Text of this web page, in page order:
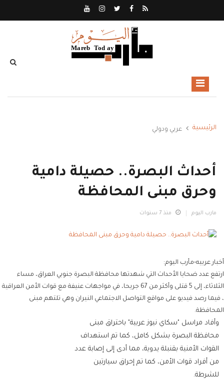
الرئيسية عربي ودولي
أحداث البصرة.. حصيلة دامية
وحرق مبنى المحافظة
مارب اليوم منذ 7 سنوات
أخبار عربيه-مأرب اليوم:
ارتفع عدد ضحايا الأحداث التي شهدتها محافظة البصرة جنوبي العراق، مساء
الثلاثاء، إلى 5 قتلى وأكثر من 67 جريحا، في مواجهات عنيفة مع قوات الأمن العراقية
، فيما رصد فيديو على مواقع التواصل الاجتماعي النيران وهي تلتهم مبنى
المحافظة.
وأفاد مراسل "سكاي نيوز عربية" باحتراق مبنى
محافظة البصرة بشكل كامل، كما تم استهداف
القوات الأمنية بقنبلة يدوية، مما أدى إلى إصابة عدد
من أفراد قوات الأمن، كما تم إحراق سيارتين
للشرطة.